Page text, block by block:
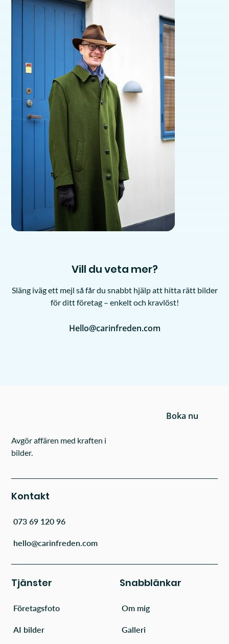
Vill du veta mer?
Släng iväg ett mejl så får du snabbt hjälp att hitta rätt bilder
för ditt företag – enkelt och kravlöst!
Hello@carinfreden.com
Snabblänkar
Om mig
Galleri
Tjänster
Företagsfoto
AI bilder
Kontakt
073 69 120 96
hello@carinfreden.com
Boka nu
Avgör affären med kraften i
bilder.